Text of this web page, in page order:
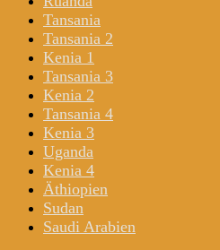
Tansania
Tansania 2
Kenia 1
Tansania 3
Kenia 2
Tansania 4
Kenia 3
Uganda
Kenia 4
Äthiopien
Sudan
Saudi Arabien